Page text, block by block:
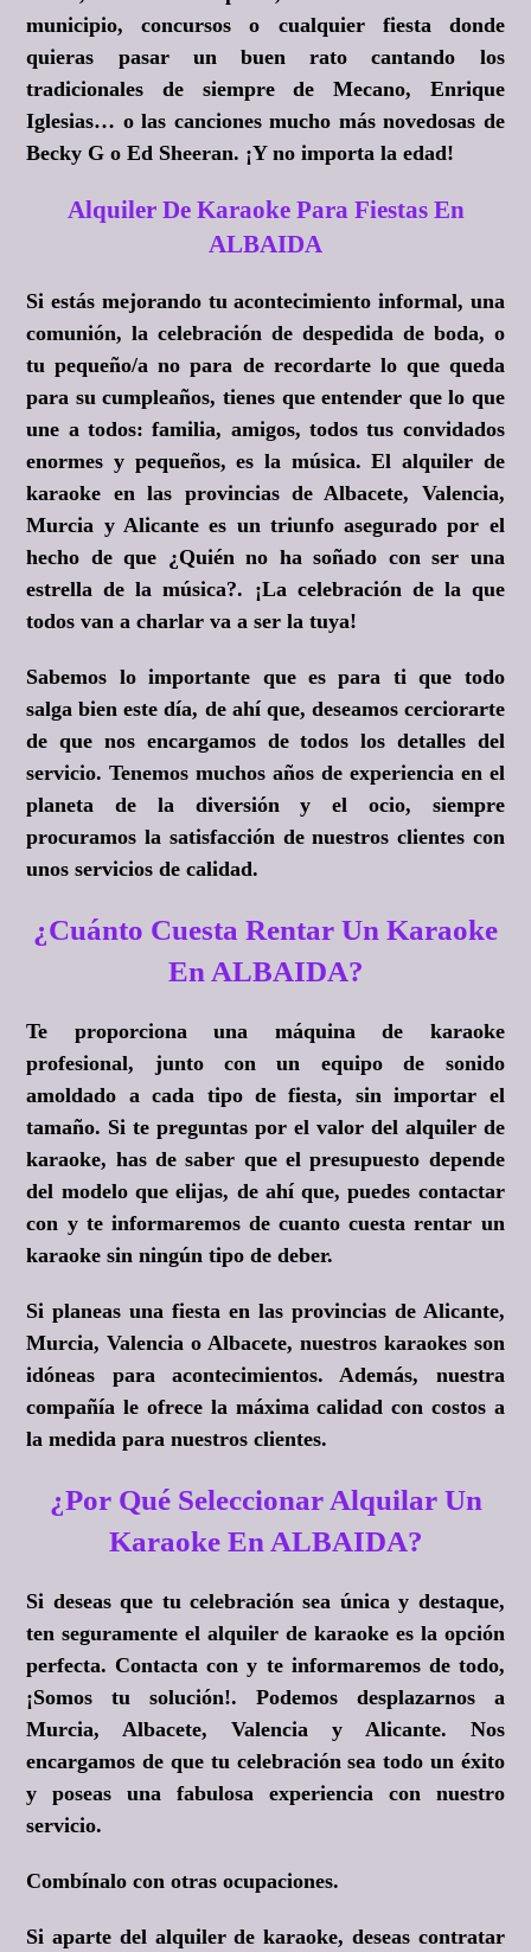
municipio, concursos o cualquier fiesta donde
quieras pasar un buen rato cantando los
tradicionales de siempre de Mecano, Enrique
Iglesias… o las canciones mucho más novedosas de
Becky G o Ed Sheeran. ¡Y no importa la edad!
Alquiler De Karaoke Para Fiestas En
ALBAIDA
Si estás mejorando tu acontecimiento informal, una
comunión, la celebración de despedida de boda, o
tu pequeño/a no para de recordarte lo que queda
para su cumpleaños, tienes que entender que lo que
une a todos: familia, amigos, todos tus convidados
enormes y pequeños, es la música. El alquiler de
karaoke en las provincias de Albacete, Valencia,
Murcia y Alicante es un triunfo asegurado por el
hecho de que ¿Quién no ha soñado con ser una
estrella de la música?. ¡La celebración de la que
todos van a charlar va a ser la tuya!
Sabemos lo importante que es para ti que todo
salga bien este día, de ahí que, deseamos cerciorarte
de que nos encargamos de todos los detalles del
servicio. Tenemos muchos años de experiencia en el
planeta de la diversión y el ocio, siempre
procuramos la satisfacción de nuestros clientes con
unos servicios de calidad.
¿Cuánto Cuesta Rentar Un Karaoke
En ALBAIDA?
Te proporciona una máquina de karaoke
profesional, junto con un equipo de sonido
amoldado a cada tipo de fiesta, sin importar el
tamaño. Si te preguntas por el valor del alquiler de
karaoke, has de saber que el presupuesto depende
del modelo que elijas, de ahí que, puedes contactar
con y te informaremos de cuanto cuesta rentar un
karaoke sin ningún tipo de deber.
Si planeas una fiesta en las provincias de Alicante,
Murcia, Valencia o Albacete, nuestros karaokes son
idóneas para acontecimientos. Además, nuestra
compañía le ofrece la máxima calidad con costos a
la medida para nuestros clientes.
¿Por Qué Seleccionar Alquilar Un
Karaoke En ALBAIDA?
Si deseas que tu celebración sea única y destaque,
ten seguramente el alquiler de karaoke es la opción
perfecta. Contacta con y te informaremos de todo,
¡Somos tu solución!. Podemos desplazarnos a
Murcia, Albacete, Valencia y Alicante. Nos
encargamos de que tu celebración sea todo un éxito
y poseas una fabulosa experiencia con nuestro
servicio.
Combínalo con otras ocupaciones.
Si aparte del alquiler de karaoke, deseas contratar